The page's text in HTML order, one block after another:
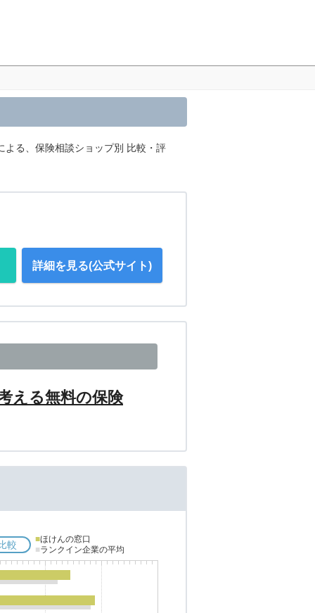
よる、保険相談ショップ別 比較・評
詳細を見る(公式サイト)
える無料の保険
較 ■ほけんの窓口
■ランクイン企業の平均